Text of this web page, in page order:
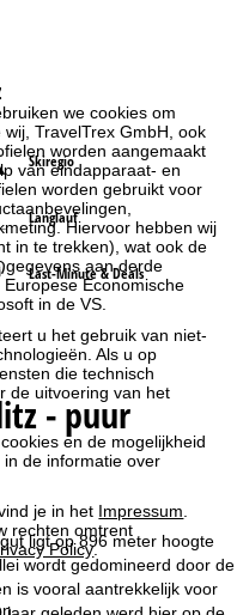
we cookies om
TravelTrex GmbH, ook
worden aangemaakt
van eindapparaat- en
worden gebruikt voor
Hiervoor hebben wij
in te trekken), wat ook de
aan derde
Economische
in de VS.
u het gebruik van niet-
Als u op
die technisch
de uitvoering van het
en de mogelijkheid
de informatie over
je in het Impressum
rechten omtrent
Policy.
Skiregio
Langlauf
Last-Minute & Deals
- puur
ligt op 896 meter hoogte
wordt gedomineerd door de
is vooral aantrekkelijk voor